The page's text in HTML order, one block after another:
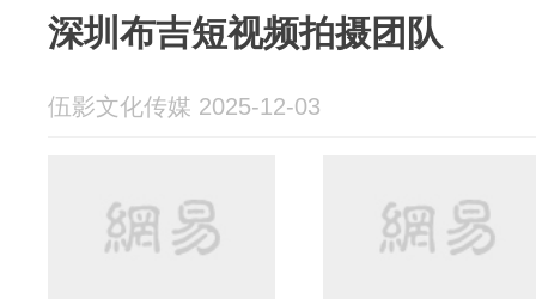
深圳布吉短视频拍摄团队
伍影文化传媒 2025-12-03